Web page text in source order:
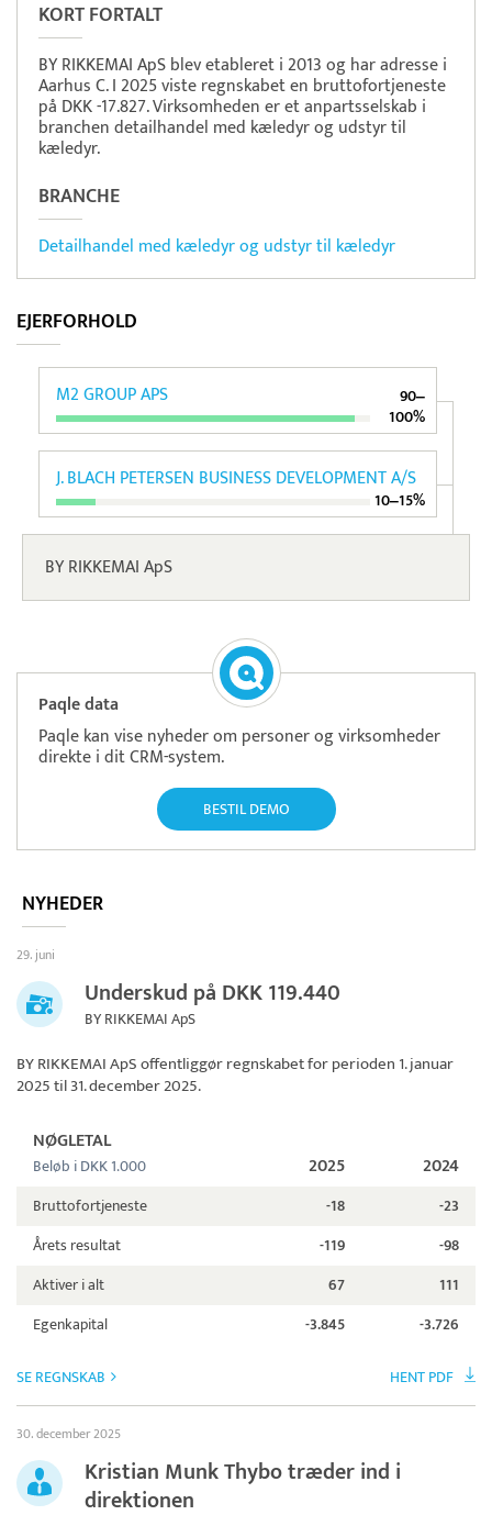
KORT FORTALT
BY RIKKEMAI ApS blev etableret i 2013 og har adresse i
Aarhus C. I 2025 viste regnskabet en bruttofortjeneste
på DKK -17.827. Virksomheden er et anpartsselskab i
branchen detailhandel med kæledyr og udstyr til
kæledyr.
BRANCHE
Detailhandel med kæledyr og udstyr til kæledyr
EJERFORHOLD
M2 GROUP APS
90‒
100%
J. BLACH PETERSEN BUSINESS DEVELOPMENT A/S
10‒15%
BY RIKKEMAI ApS
Paqle data
Paqle kan vise nyheder om personer og virksomheder
direkte i dit CRM-system.
BESTIL DEMO
NYHEDER
29. juni
Underskud på DKK 119.440
BY RIKKEMAI ApS
BY RIKKEMAI ApSoffentliggør regnskabet for perioden 1. januar
2025 til 31. december 2025.
NØGLETAL
Beløb i DKK 1.000 2025 2024
Bruttofortjeneste -18
-23
Årets resultat
-119
-98
Aktiver i alt
67
111
Egenkapital
-3.845 -3.726
SE REGNSKAB HENT PDF
30. december 2025
Kristian Munk Thybo træder ind i
direktionen